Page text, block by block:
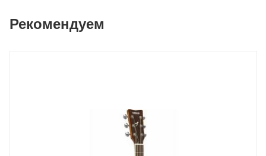
Рекомендуем